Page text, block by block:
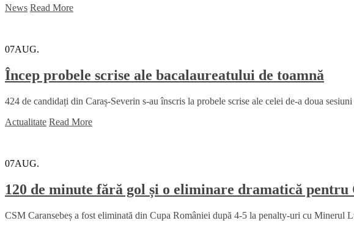
News Read More
07AUG.
Încep probele scrise ale bacalaureatului de toamnă
424 de candidați din Caraș-Severin s-au înscris la probele scrise ale celei de-a doua
Actualitate Read More
07AUG.
120 de minute fără gol și o eliminare dramatică pentru
CSM Caransebeș a fost eliminată din Cupa României după 4-5 la penalty-uri cu Minerul